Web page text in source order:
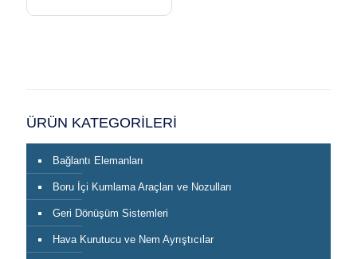
ÜRÜN KATEGORİLERİ
Bağlantı Elemanları
Boru İçi Kumlama Araçları ve Nozulları
Geri Dönüşüm Sistemleri
Hava Kurutucu ve Nem Ayrıştıcılar